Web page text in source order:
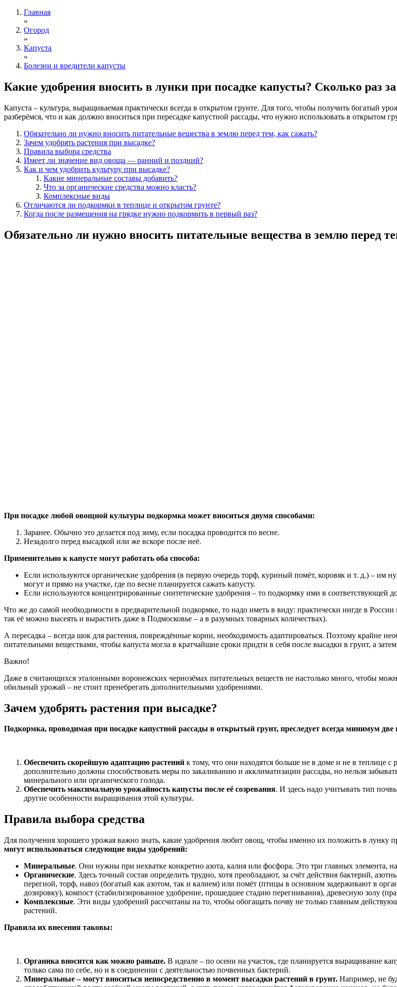
Главная
»
Огород
»
Капуста
»
Болезни и вредители капусты
Какие удобрения вносить в лунки при посадке капусты? Сколько раз
Капуста – культура, выращиваемая практически всегда в открытом грунте. Для того, чтобы получить богатый
разберёмся, что и как должно вноситься при пересадке капустной рассады, что нужно использовать в открытом
Обязательно ли нужно вносить питательные вещества в землю перед тем, как сажать?
Зачем удобрять растения при высадке?
Правила выбора средства
Имеет ли значение вид овоща — ранний и поздний?
Как и чем удобрить культуру при высадке?
Какие минеральные составы добавить?
Что за органические средства можно класть?
Комплексные виды
Отличаются ли подкормки в теплице и открытом грунте?
Когда после размещения на грядке нужно подкормить в первый раз?
Обязательно ли нужно вносить питательные вещества в землю перед
При посадке любой овощной культуры подкормка может вноситься двумя способами:
Заранее. Обычно это делается под зиму, если посадка проводится по весне.
Незадолго перед высадкой или же вскоре после неё.
Применительно к капусте могут работать оба способа:
Если используются органические удобрения (в первую очередь торф, куриный помёт, коровяк и т. д.) – им
могут и прямо на участке, где по весне планируется сажать капусту.
Если используются концентрированные синтетические удобрения – то подкормку ими в соответствующей
Что же до самой необходимости в предварительной подкормке, то надо иметь в виду: практически нигде в
так её можно высеять и вырастить даже в Подмосковье – а в разумных товарных количествах).
А пересадка – всегда шок для растения, повреждённые корни, необходимость адаптироваться. Поэтому крайне
питательными веществами, чтобы капуста могла в кратчайшие сроки придти в себя после высадки в грунт, а затем
Важно!
Даже в считающихся эталонными воронежских чернозёмах питательных веществ не настолько много, чтобы
обильный урожай – не стоит пренебрегать дополнительными удобрениями.
Зачем удобрять растения при высадке?
Подкормка, проводимая при посадке капустной рассады в открытый грунт, преследует всегда минимум две
Обеспечить скорейшую адаптацию растений к тому, что они находятся больше не в доме и не в теплице
дополнительно должны способствовать меры по закаливанию и акклиматизации рассады, но нельзя
минерального или органического голода.
Обеспечить максимальную урожайность капусты после её созревания. И здесь надо учитывать тип
другие особенности выращивания этой культуры.
Правила выбора средства
Для получения хорошего урожая важно знать, какие удобрения любит овощ, чтобы именно их положить в лунку
могут использоваться следующие виды удобрений:
Минеральные. Они нужны при нехватке конкретно азота, калия или фосфора. Это три главных элемента,
Органические. Здесь точный состав определить трудно, хотя преобладают, за счёт действия бактерий,
перегной, торф, навоз (богатый как азотом, так и калием) или помёт (птицы в основном задерживают в
дозировку), компост (стабилизированное удобрение, прошедшее стадию перегнивания), древесную золу
Комплексные. Эти виды удобрений рассчитаны на то, чтобы обогащать почву не только главным
растений.
Правила их внесения таковы:
Органика вносится как можно раньше. В идеале – по осени на участок, где планируется выращивание
только сама по себе, но и в соединении с деятельностью почвенных бактерий.
Минеральные – могут вноситься непосредственно в момент высадки растений в грунт. Например, не